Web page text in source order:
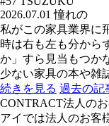
2026.07.01 憧れの
私がこの家具業界に
時は右も左も分から
か」すら見当もつか
少ない家具の本や雑
続きを見る 過去の記
CONTRACT法人の
アイでは法人のお客